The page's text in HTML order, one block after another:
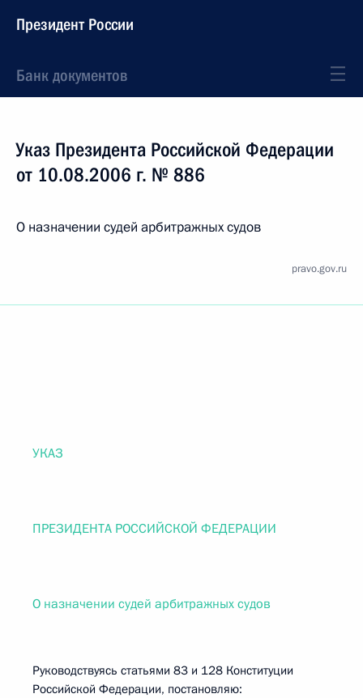
Президент России
Банк документов
Указ Президента Российской Федерации
от 10.08.2006 г. № 886
О назначении судей арбитражных судов
pravo.gov.ru
УКАЗ
ПРЕЗИДЕНТА РОССИЙСКОЙ ФЕДЕРАЦИИ
О назначении судей арбитражных судов
Руководствуясь статьями 83 и 128 Конституции
Российской Федерации, постановляю: